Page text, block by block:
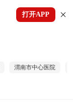
打开APP
渭南市中心医院